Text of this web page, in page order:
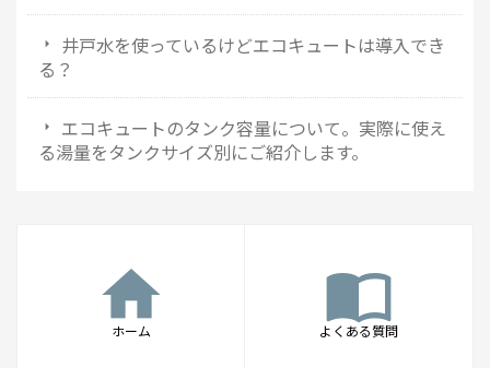
井戸水を使っているけどエコキュートは導入でき
る？
エコキュートのタンク容量について。実際に使え
る湯量をタンクサイズ別にご紹介します。
home
ホーム
import_contacts
よくある質問